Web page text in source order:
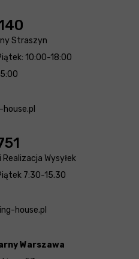
Straszyn
10:00-18:00
Realizacja Wysyłek
7:30-15.30
house.pl
Warszawa